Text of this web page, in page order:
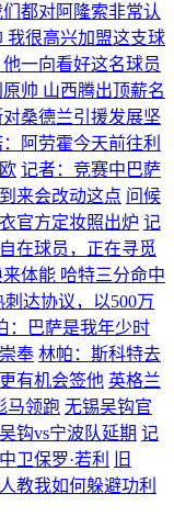
都对阿隆索非常认
我很高兴加盟这支球
一向看好这名球员
帅 山西腾出顶薪名
桑德兰引援发展坚
阿劳霍今天前往利
记者：竞赛中巴萨
来会改动这点 问候
官方定妆照出炉 记
在球员，正在寻觅
体能 哈特三分命中
达协议，以500万
：巴萨是我年少时
奉 林帕：斯科特去
有机会签他 英格兰
马领跑 无锡吴钩官
钩vs宁波队延期 记
卫保罗·若利
旧
教我如何躲避功利